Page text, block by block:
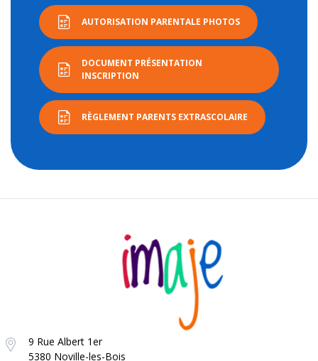
AUTORISATION PARENTALE PHOTOS
DOCUMENT PRÉSENTATION
INSCRIPTION
RÈGLEMENT PARENTS EXTRASCOLAIRE
9 Rue Albert 1er
5380 Noville-les-Bois